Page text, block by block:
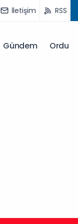
İletişim RSS
Gündem Ordu